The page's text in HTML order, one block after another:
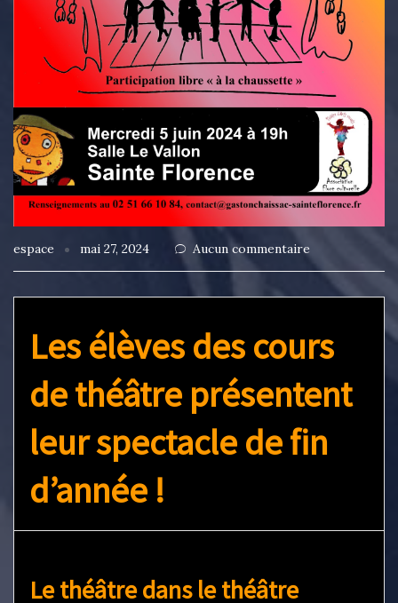
espace mai 27, 2024 Aucun commentaire
Les élèves des cours
de théâtre présentent
leur spectacle de fin
d’année !
Le théâtre dans le théâtre